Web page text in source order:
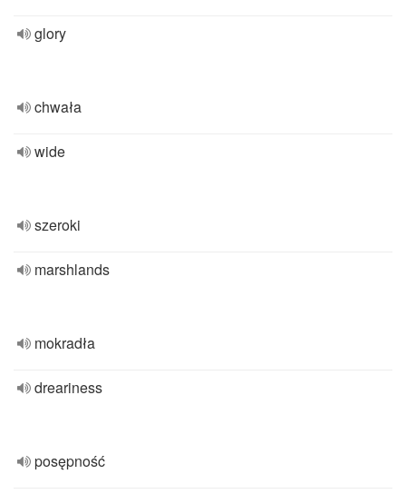
glory
chwała
wide
szeroki
marshlands
mokradła
dreariness
posępność